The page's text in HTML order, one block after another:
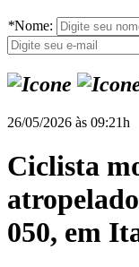
*Nome:
26/05/2026 às 09:21h
Ciclista
050, em